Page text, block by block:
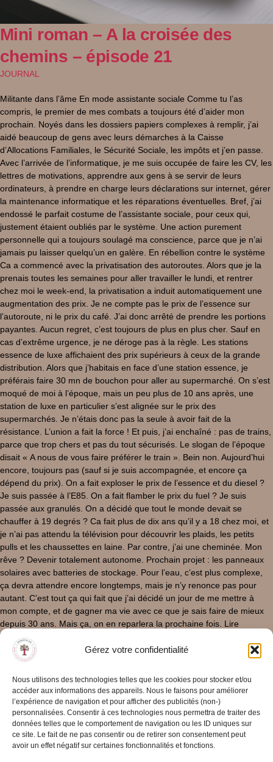
Gérez votre confidentialité
Nous utilisons des technologies telles que les cookies pour stocker et/ou
accéder aux informations des appareils. Nous le faisons pour améliorer
l’expérience de navigation et pour afficher des publicités (non-)
personnalisées. Consentir à ces technologies nous permettra de traiter des
données telles que le comportement de navigation ou les ID uniques sur
ce site. Le fait de ne pas consentir ou de retirer son consentement peut
avoir un effet négatif sur certaines fonctionnalités et fonctions.
Mini roman – A la croisée des
chemins – épisode 21
JOURNAL
Militante dans l’âme En mode assistante sociale Comme tu l’as
compris, le premier de mes combats a toujours été d’aider mon
prochain. Noyés dans les dossiers papiers complexes à remplir, j’ai
aidé beaucoup de gens avec leurs démarches à la Caisse
d’Allocations Familiales, le Sécurité Sociale, les impôts et j’en passe.
Avec l’arrivée de l’informatique, je me suis occupée de faire les CV, les
lettres de motivations, apprendre aux gens à se servir de leurs
ordinateurs, à prendre en charge leurs déclarations sur internet, gérer
la maintenance informatique et les réparations éventuelles. Bref, j’ai
endossé le parfait costume de l’assistante sociale, pour ceux qui,
justement étaient oubliés par le système. Une action purement
personnelle qui a toujours soulagé ma conscience, parce que je n’ai
jamais pu laisser quelqu’un en galère. En rébellion contre le système
Ca a commencé avec la privatisation des autoroutes. Alors que je la
prenais toutes les semaines pour aller travailler le lundi, et rentrer
chez moi le week-end, la privatisation a induit automatiquement une
augmentation des prix. Je ne compte pas le prix de l’essence sur
l’autoroute, ni le prix du café. J’ai donc arrêté de prendre les portions
payantes. Aucun regret, c’est toujours de plus en plus cher. Sauf en
cas d’extrême urgence, je ne déroge pas à la règle. Les stations
essence de luxe affichaient des prix supérieurs à ceux de la grande
distribution. Alors que j’habitais en face d’une station essence, je
préférais faire 30 mn de bouchon pour aller au supermarché. On s’est
moqué de moi à l’époque, mais un peu plus de 10 ans après, une
station de luxe en particulier s’est alignée sur le prix des
supermarchés. Je n’étais donc pas la seule à avoir fait de la
résistance. L’union a fait la force ! Et puis, j’ai enchaîné : pas de trains,
parce que trop chers et pas du tout sécurisés. Le slogan de l’époque
disait « A nous de vous faire préférer le train ». Bein non. Aujourd’hui
encore, toujours pas (sauf si je suis accompagnée, et encore ça
dépend du prix). On a fait exploser le prix de l’essence et du diesel ?
Je suis passée à l’E85. On a fait flamber le prix du fuel ? Je suis
passée aux granulés. On a décidé que tout le monde devait se
chauffer à 19 degrés ? Ca fait plus de dix ans qu’il y a 18 chez moi, et
je n’ai pas attendu la télévision pour découvrir les plaids, les petits
pulls et les chaussettes en laine. Par contre, j’ai une cheminée. Mon
rêve ? Devenir totalement autonome. Prochain projet : les panneaux
solaires avec batteries de stockage. Pour l’eau, c’est plus complexe,
ça devra attendre encore longtemps, mais je n’y renonce pas pour
autant. C’est tout ça qui fait que j’ai décidé un jour de me mettre à
mon compte, et de gagner ma vie avec ce que je sais faire de mieux
depuis 30 ans. Mais ça, on en reparlera la prochaine fois. Lire
l’épisode suivant Lire l’épisode précédent